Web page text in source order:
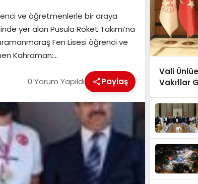
ve öğretmenlerle bir araya
yer alan Pusula Roket Takımı’na
Fen Lisesi öğrenci ve
Kahraman:…
0 Yorum Yapıldı Paylaş
Vali
Vakıflar